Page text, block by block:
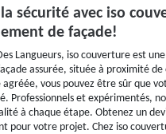
la sécurité avec iso
de façade!
Langueurs, iso couverture est
assurée, située à proximité de
agréée, vous pouvez être sûr que
Professionnels et expérimentés,
à chaque étape. Obtenez un
pour votre projet. Chez iso